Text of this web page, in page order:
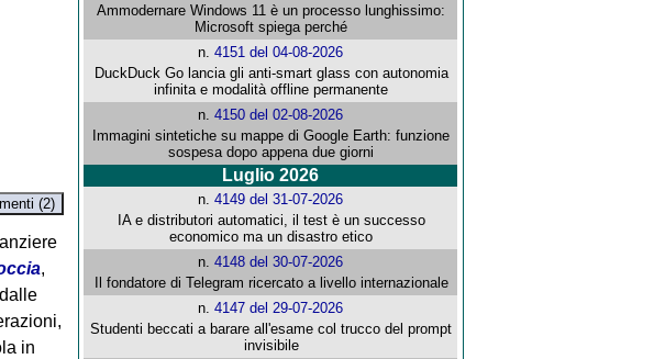
(2)
,
in
Ammodernare Windows 11 è un processo lunghissimo:
Microsoft spiega perché
n.4151 del 04-08-2026
DuckDuck Go lancia gli anti-smart glass con autonomia
infinita e modalità offline permanente
n.4150 del 02-08-2026
Immagini sintetiche su mappe di Google Earth: funzione
sospesa dopo appena due giorni
Luglio 2026
n.4149 del 31-07-2026
IA e distributori automatici, il test è un successo
economico ma un disastro etico
n.4148 del 30-07-2026
Il fondatore di Telegram ricercato a livello internazionale
n.4147 del 29-07-2026
Studenti beccati a barare all'esame col trucco del prompt
invisibile